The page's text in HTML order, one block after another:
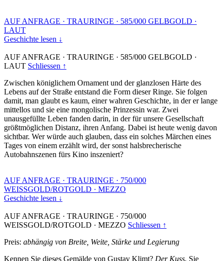
AUF ANFRAGE · TRAURINGE · 585/000 GELBGOLD ·
LAUT
Geschichte lesen ↓
AUF ANFRAGE · TRAURINGE · 585/000 GELBGOLD ·
LAUT Schliessen ↑
Zwischen königlichem Ornament und der glanzlosen Härte des
Lebens auf der Straße entstand die Form dieser Ringe. Sie folgen
damit, man glaubt es kaum, einer wahren Geschichte, in der er lange
mittellos und sie eine mongolische Prinzessin war. Zwei
unausgefüllte Leben fanden darin, in der für unsere Gesellschaft
größtmöglichen Distanz, ihren Anfang. Dabei ist heute wenig davon
sichtbar. Wer würde auch glauben, dass ein solches Märchen eines
Tages von einem erzählt wird, der sonst halsbrecherische
Autobahnszenen fürs Kino inszeniert?
AUF ANFRAGE · TRAURINGE · 750/000
WEISSGOLD/ROTGOLD · MEZZO
Geschichte lesen ↓
AUF ANFRAGE · TRAURINGE · 750/000
WEISSGOLD/ROTGOLD · MEZZO Schliessen ↑
Preis: abhängig von Breite, Weite, Stärke und Legierung
Kennen Sie dieses Gemälde von Gustav Klimt? Der Kuss. Sie